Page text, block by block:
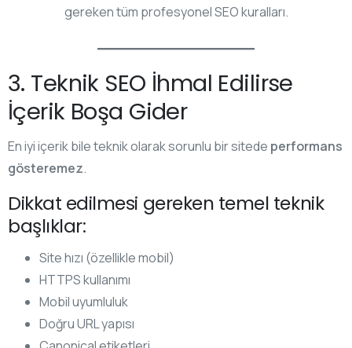
gereken tüm profesyonel SEO kuralları.
3. Teknik SEO İhmal Edilirse
İçerik Boşa Gider
En iyi içerik bile teknik olarak sorunlu bir sitede performans
gösteremez.
Dikkat edilmesi gereken temel teknik
başlıklar:
Site hızı (özellikle mobil)
HTTPS kullanımı
Mobil uyumluluk
Doğru URL yapısı